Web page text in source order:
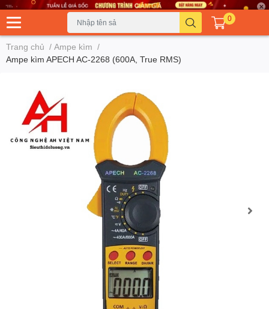
0
Trang chủ / Ampe kìm /
Ampe kìm APECH AC-2268 (600A, True RMS)